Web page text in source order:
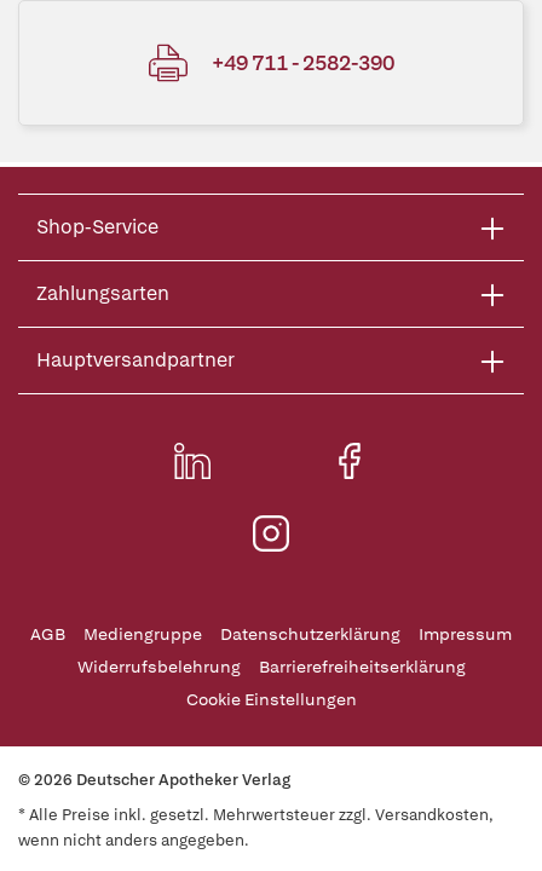
+49 711 - 2582-390
Shop-Service
Zahlungsarten
Hauptversandpartner
AGB Mediengruppe Datenschutzerklärung
Impressum
Widerrufsbelehrung
Barrierefreiheitserklärung
Cookie Einstellungen
© 2026 Deutscher Apotheker Verlag
* Alle Preise inkl. gesetzl. Mehrwertsteuer zzgl. Versandkosten,
wenn nicht anders angegeben.